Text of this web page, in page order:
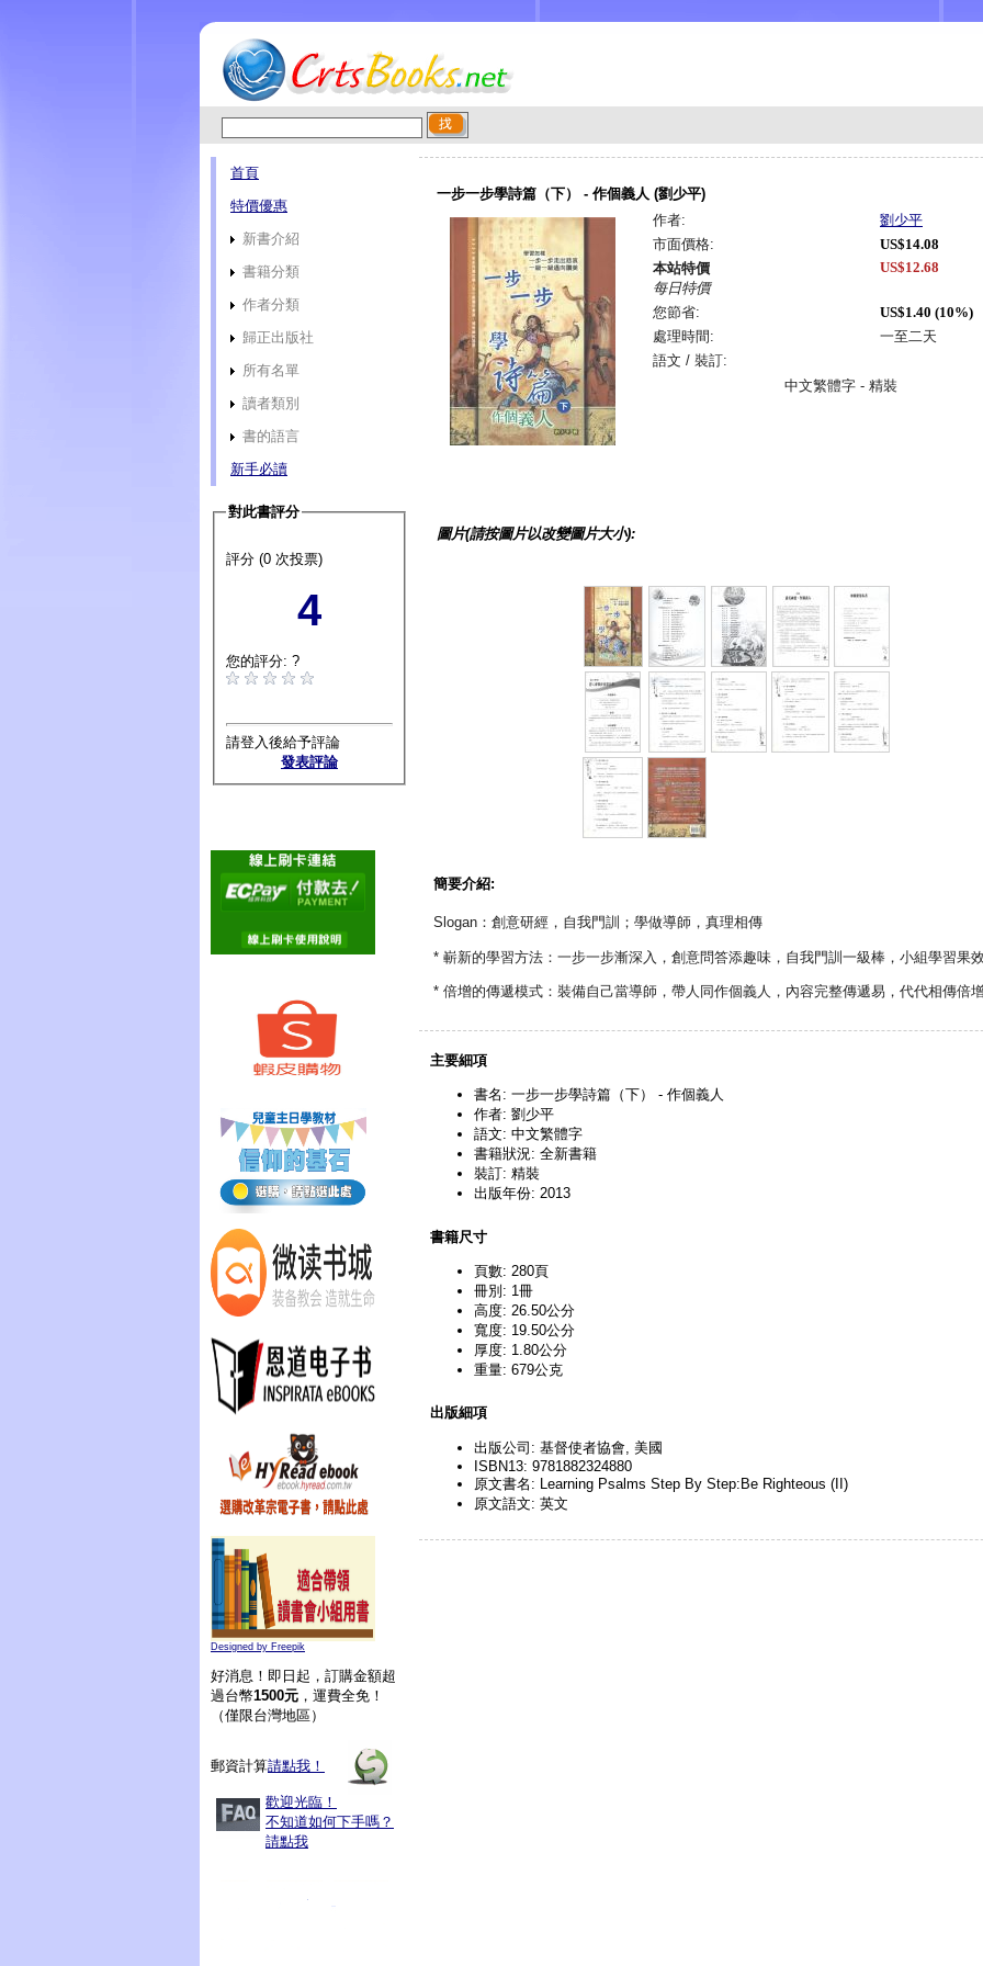
首頁
特價優惠
新書介紹
書籍分類
作者分類
歸正出版社
所有名單
讀者類別
書的語言
新手必讀
對此書評分
評分 (0 次投票)
4
您的評分: ?
請登入後給予評論
發表評論
Designed by Freepik
好消息！即日起，訂購金額超
過台幣1500元 ，運費全免！
（僅限台灣地區）
郵資計算請點我！
歡迎光臨！
不知道如何下手嗎？
請點我
一步一步學詩篇（下） - 作個義人 (劉少平)
作者:
劉少平
市面價格:
US$14.08
本站特價
每日特價
US$12.68
您節省:
US$1.40 (10%)
處理時間:
一至二天
語文 / 裝訂:
中文繁體字 - 精裝
圖片(請按圖片以改變圖片大小):
簡要介紹:
Slogan：創意研經，自我門訓；學做導師，真理相傳
* 嶄新的學習方法：一步一步漸深入，創意問答添趣味，自我門訓一級棒，小組學習果
* 倍增的傳遞模式：裝備自己當導師，帶人同作個義人，內容完整傳遞易，代代相傳倍
主要細項
書名: 一步一步學詩篇（下） - 作個義人
作者: 劉少平
語文: 中文繁體字
書籍狀況: 全新書籍
裝訂: 精裝
出版年份: 2013
書籍尺寸
頁數: 280頁
冊別: 1冊
高度: 26.50公分
寬度: 19.50公分
厚度: 1.80公分
重量: 679公克
出版細項
出版公司: 基督使者協會, 美國
ISBN13: 9781882324880
原文書名: Learning Psalms Step By Step:Be Righteous (II)
原文語文: 英文